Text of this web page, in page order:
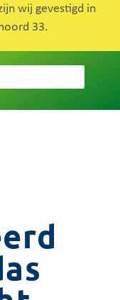
wij gevestigd in
33.